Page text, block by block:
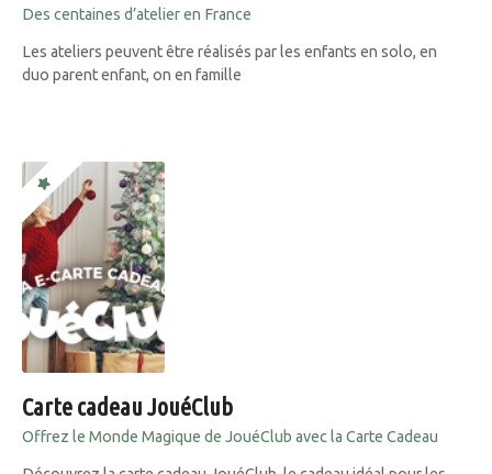
Des centaines d’atelier en France
Les ateliers peuvent être réalisés par les enfants en solo, en
duo parent enfant, on en famille
Carte cadeau JouéClub
Offrez le Monde Magique de JouéClub avec la Carte Cadeau